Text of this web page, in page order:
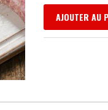
AJOUTER AU